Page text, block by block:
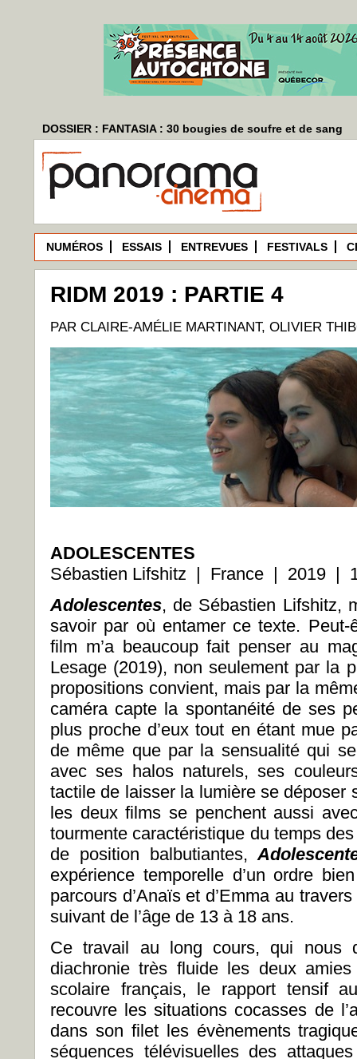
DOSSIER : FANTASIA : 30 bougies de soufre et de sang
NUMÉROS ESSAIS ENTREVUES FESTIVALS
RIDM 2019 : PARTIE 4
PAR CLAIRE-AMÉLIE MARTINANT, OLIVIER
ADOLESCENTES
Sébastien Lifshitz | France | 2019 |
Adolescentes, de Sébastien Lifshitz,
savoir par où entamer ce texte. Peut-
film m’a beaucoup fait penser au
Lesage (2019), non seulement par la
propositions convient, mais par la
caméra capte la spontanéité de ses
plus proche d’eux tout en étant mue
de même que par la sensualité qui
avec ses halos naturels, ses
tactile de laisser la lumière se déposer
les deux films se penchent aussi
tourmente caractéristique du temps
de position balbutiantes,
expérience temporelle d’un ordre
parcours d’Anaïs et d’Emma au
suivant de l’âge de 13 à 18 ans.
Ce travail au long cours, qui nous
diachronie très fluide les deux
scolaire français, le rapport tensif
recouvre les situations cocasses de
dans son filet les évènements
séquences télévisuelles des